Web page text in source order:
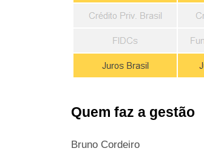
Quem faz a gestão
Bruno Cordeiro